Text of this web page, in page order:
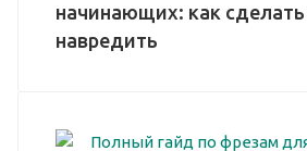
начинающих: как сделать
навредить